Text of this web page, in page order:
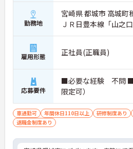
勤務地
宮崎県 都城市 高城町
ＪＲ日豊本線「山之
雇用形態 正社員(正職員)
応募要件
■必要な経験 不問 ■
限定可）
車通勤可 年間休日110日以上 研修制度あり
退職金制度あり